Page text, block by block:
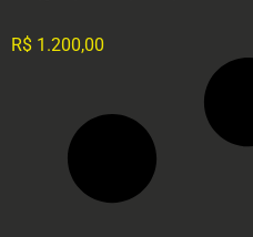
R$ 1.200,00